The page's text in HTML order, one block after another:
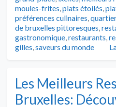
moules-frites,plats étoilés,
préférences culinaires,
de bruxelles pittoresques,
gastronomique,restaurants,
gilles,saveurs du monde
Les Meilleurs
Bruxelles: